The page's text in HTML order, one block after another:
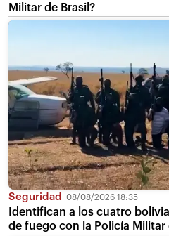
Militar de Brasil?
Seguridad 08/08/2026 18:35
Identifican a los cuatro
de fuego con la Policía Militar